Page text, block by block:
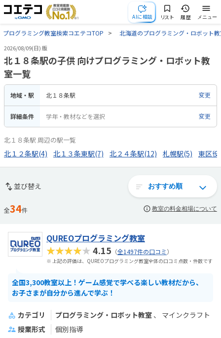
AIに相談 リスト 履歴 メニュー
プログラミング教室検索コエテコTOP 北海道のプログラミング・ロボット
2026/08/09(日) 版
北１８条駅の子供 向けプログラミング・ロボット教
室一覧
地域・駅 北１８条駅 変更
詳細条件 学年・教材などを選択 変更
北１８条駅 周辺の駅一覧
北１２条駅(4) 北１３条東駅(7) 北２４条駅(12) 札幌駅(5) 東区
並び替え
全34件 教室の料金相場について
QUREOプログラミング教室
★★★★★4.15 （全1497件の口コミ）
※ 上記の評価は、QUREOプログラミング教室全体の口コミ点数・件数です
全国3,300教室以上！ゲーム感覚で学べる楽しい教材だから、
お子さまが自分から進んで学ぶ！
カテゴリ プログラミング・ロボット教室
マインクラフト
授業形式
個別指導